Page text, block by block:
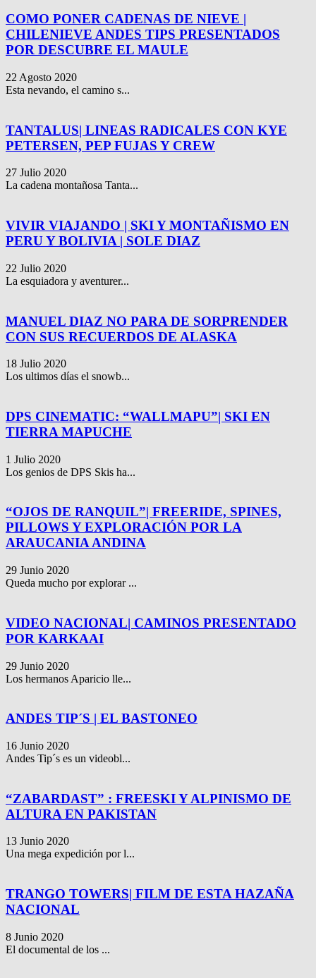
COMO PONER CADENAS DE NIEVE |
CHILENIEVE ANDES TIPS PRESENTADOS
POR DESCUBRE EL MAULE
22 Agosto 2020
Esta nevando, el camino s...
TANTALUS| LINEAS RADICALES CON KYE
PETERSEN, PEP FUJAS Y CREW
27 Julio 2020
La cadena montañosa Tanta...
VIVIR VIAJANDO | SKI Y MONTAÑISMO EN
PERU Y BOLIVIA | SOLE DIAZ
22 Julio 2020
La esquiadora y aventurer...
MANUEL DIAZ NO PARA DE SORPRENDER
CON SUS RECUERDOS DE ALASKA
18 Julio 2020
Los ultimos días el snowb...
DPS CINEMATIC: “WALLMAPU”| SKI EN
TIERRA MAPUCHE
1 Julio 2020
Los genios de DPS Skis ha...
“OJOS DE RANQUIL”| FREERIDE, SPINES,
PILLOWS Y EXPLORACIÓN POR LA
ARAUCANIA ANDINA
29 Junio 2020
Queda mucho por explorar ...
VIDEO NACIONAL| CAMINOS PRESENTADO
POR KARKAAI
29 Junio 2020
Los hermanos Aparicio lle...
ANDES TIP´S | EL BASTONEO
16 Junio 2020
Andes Tip´s es un videobl...
“ZABARDAST” : FREESKI Y ALPINISMO DE
ALTURA EN PAKISTAN
13 Junio 2020
Una mega expedición por l...
TRANGO TOWERS| FILM DE ESTA HAZAÑA
NACIONAL
8 Junio 2020
El documental de los ...